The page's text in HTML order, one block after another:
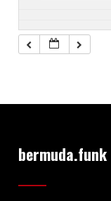
bermuda.funk